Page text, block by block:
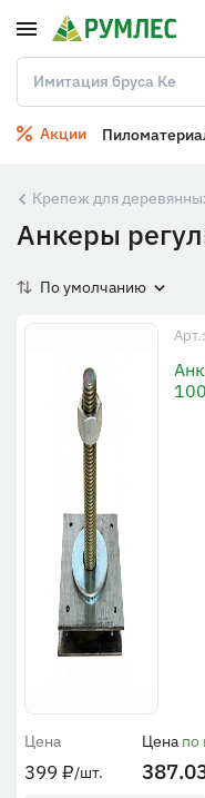
Акции
Крепеж для
Анкеры
По умолчанию
Цена
399 ₽/шт.
Цена по